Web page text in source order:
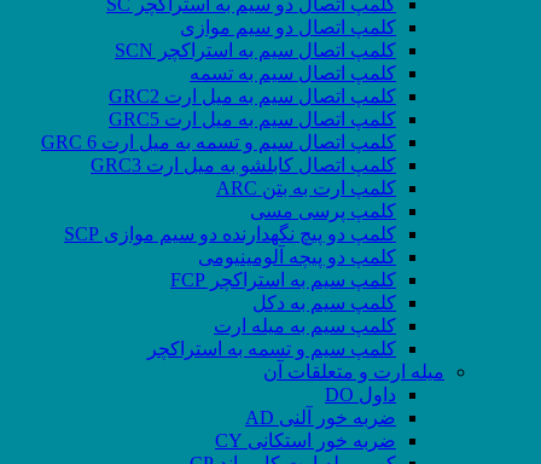
کلمپ اتصال دو سیم به استراکچر SC
کلمپ اتصال دو سیم موازی
کلمپ اتصال سیم به استراکچر SCN
کلمپ اتصال سیم به تسمه
کلمپ اتصال سیم به میل ارت GRC2
کلمپ اتصال سیم به میل ارت GRC5
کلمپ اتصال سیم و تسمه به میل ارت GRC 6
کلمپ اتصال کابلشو به میل ارت GRC3
کلمپ ارت به بتن ARC
کلمپ پرسی مسی
کلمپ دو پیچ نگهدارنده دو سیم موازی SCP
کلمپ دو پیچه آلومینیومی
کلمپ سیم به استراکچر FCP
کلمپ سیم به دکل
کلمپ سیم به میله ارت
کلمپ سیم و تسمه به استراکچر
میله ارت و متعلقات آن
داول DO
ضربه خور آلنی AD
ضربه خور استکانی CY